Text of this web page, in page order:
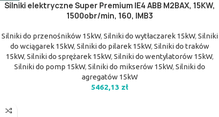
Silniki elektryczne Super Premium IE4 ABB M2BAX, 15KW,
1500obr/min, 160, IMB3
Silniki do przenośników 15kW, Silniki do wytłaczarek 15kW, Silniki
do wciągarek 15kW, Silniki do pilarek 15kW, Silniki do traków
15kW, Silniki do sprężarek 15kW, Silniki do wentylatorów 15kW,
Silniki do pomp 15kW, Silniki do mikserów 15kW, Silniki do
agregatów 15kW
5462,13 zł